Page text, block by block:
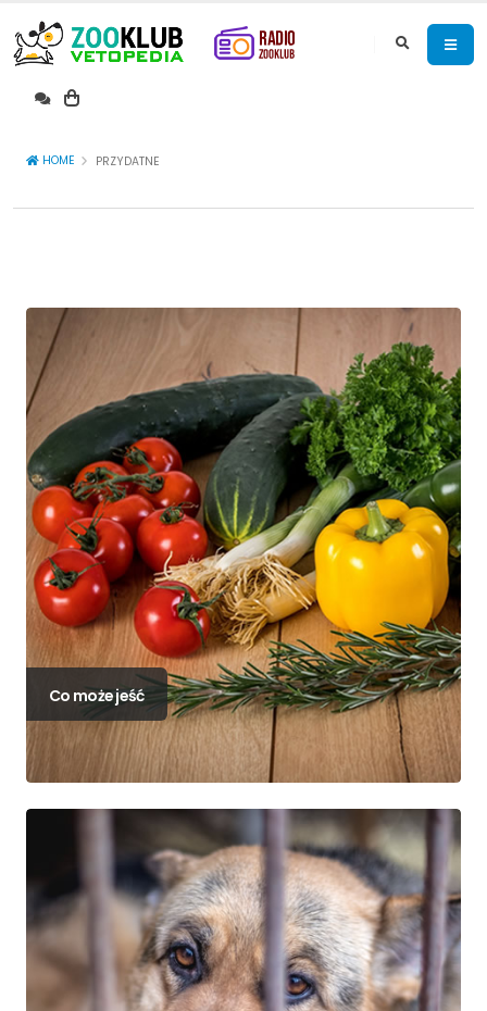
HOME PRZYDATNE
CZĘSTO
RZADKO
Co może jeść